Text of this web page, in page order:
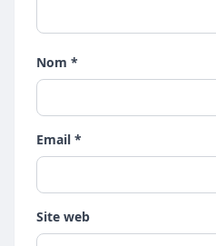
Nom *
Email *
Site web